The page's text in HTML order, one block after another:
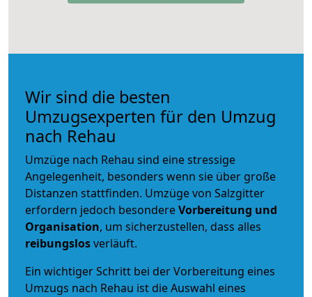
Wir sind die besten
Umzugsexperten für den Umzug
nach Rehau
Umzüge nach Rehau sind eine stressige
Angelegenheit, besonders wenn sie über große
Distanzen stattfinden. Umzüge von Salzgitter
erfordern jedoch besondereVorbereitung und
Organisation, um sicherzustellen, dass alles
reibungslosverläuft.
Ein wichtiger Schritt bei der Vorbereitung eines
Umzugs nach Rehau ist die Auswahl eines